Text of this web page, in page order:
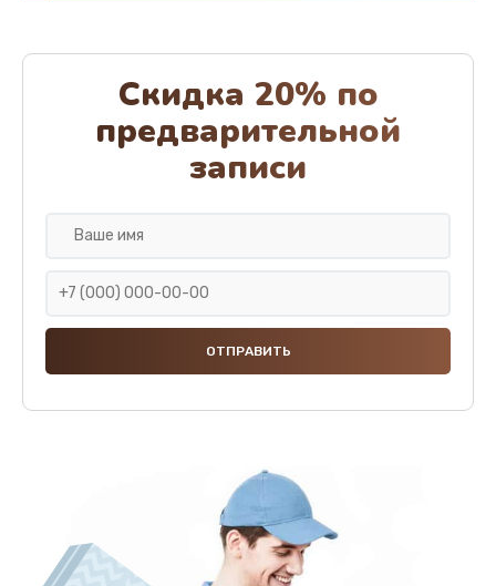
Скидка 20% по
предварительной
записи